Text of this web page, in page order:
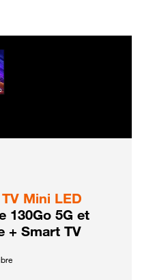
Mini LED
130Go 5G et
+ Smart TV